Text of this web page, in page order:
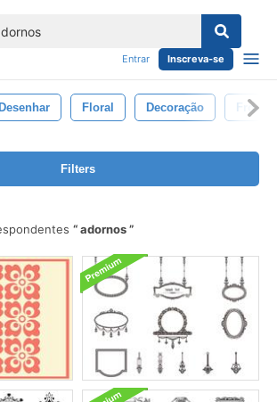
Entrar Inscreva-se
Desenhar Floral Decoração
Filters
adornos